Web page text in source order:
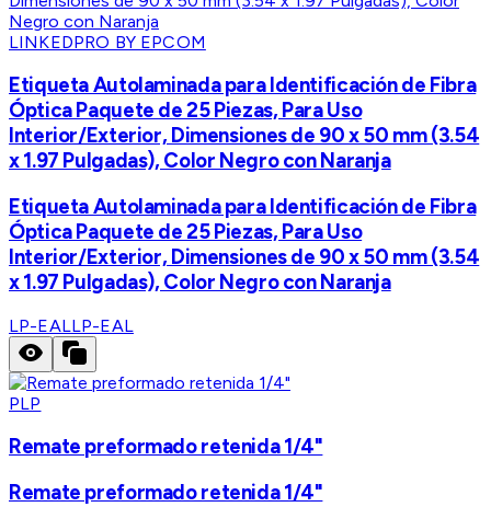
LINKEDPRO BY EPCOM
Etiqueta Autolaminada para Identificación de Fibra
Óptica Paquete de 25 Piezas, Para Uso
Interior/Exterior, Dimensiones de 90 x 50 mm (3.54
x 1.97 Pulgadas), Color Negro con Naranja
Etiqueta Autolaminada para Identificación de Fibra
Óptica Paquete de 25 Piezas, Para Uso
Interior/Exterior, Dimensiones de 90 x 50 mm (3.54
x 1.97 Pulgadas), Color Negro con Naranja
LP-EALLP-EAL
PLP
Remate preformado retenida 1/4"
Remate preformado retenida 1/4"